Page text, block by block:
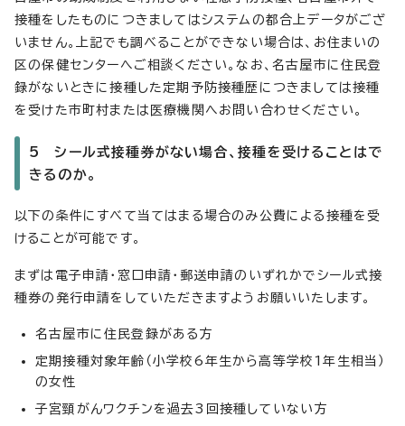
接種をしたものにつきましてはシステムの都合上データがござ
いません。上記でも調べることができない場合は、お住まいの
区の保健センターへご相談ください。なお、名古屋市に住民登
録がないときに接種した定期予防接種歴につきましては接種
を受けた市町村または医療機関へお問い合わせください。
5 シール式接種券がない場合、接種を受けることはで
きるのか。
以下の条件にすべて当てはまる場合のみ公費による接種を受
けることが可能です。
まずは電子申請・窓口申請・郵送申請のいずれかでシール式接
種券の発行申請をしていただきますようお願いいたします。
名古屋市に住民登録がある方
定期接種対象年齢（小学校6年生から高等学校1年生相当）
の女性
子宮頸がんワクチンを過去3回接種していない方